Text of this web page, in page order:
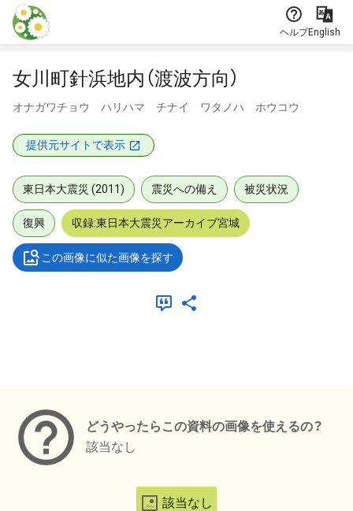
本文に飛ぶ
ヘルプEnglish
女川町針浜地内（渡波方向）
オナガワチョウ ハリハマ チナイ ワタノハ ホウコウ
提供元サイトで表示
東日本大震災 (2011) 震災への備え 被災状況
復興 収録:東日本大震災アーカイブ宮城
この画像に似た画像を探す
どうやったらこの資料の画像を使えるの？
該当なし
該当なし